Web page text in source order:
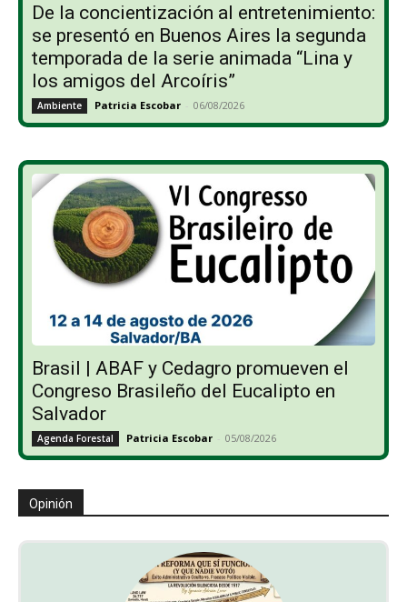
De la concientización al entretenimiento:
se presentó en Buenos Aires la segunda
temporada de la serie animada “Lina y
los amigos del Arcoíris”
Ambiente Patricia Escobar - 06/08/2026
Brasil | ABAF y Cedagro promueven el
Congreso Brasileño del Eucalipto en
Salvador
Agenda Forestal Patricia Escobar - 05/08/2026
Opinión